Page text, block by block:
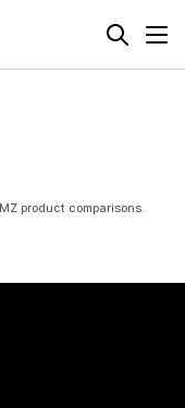
product comparisons.